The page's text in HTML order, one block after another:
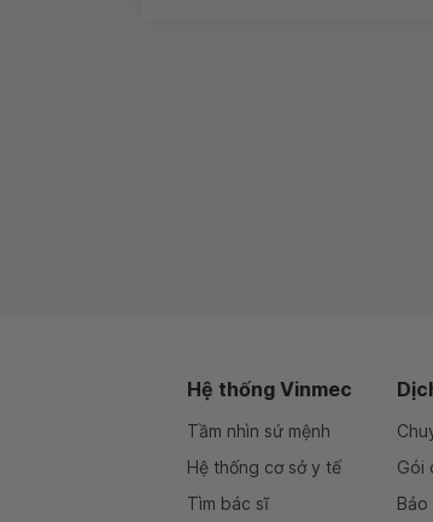
Hệ thống Vinmec
Tầm nhìn sứ mệnh
Hệ thống cơ sở y tế
Tìm bác sĩ
Gói
Bảo